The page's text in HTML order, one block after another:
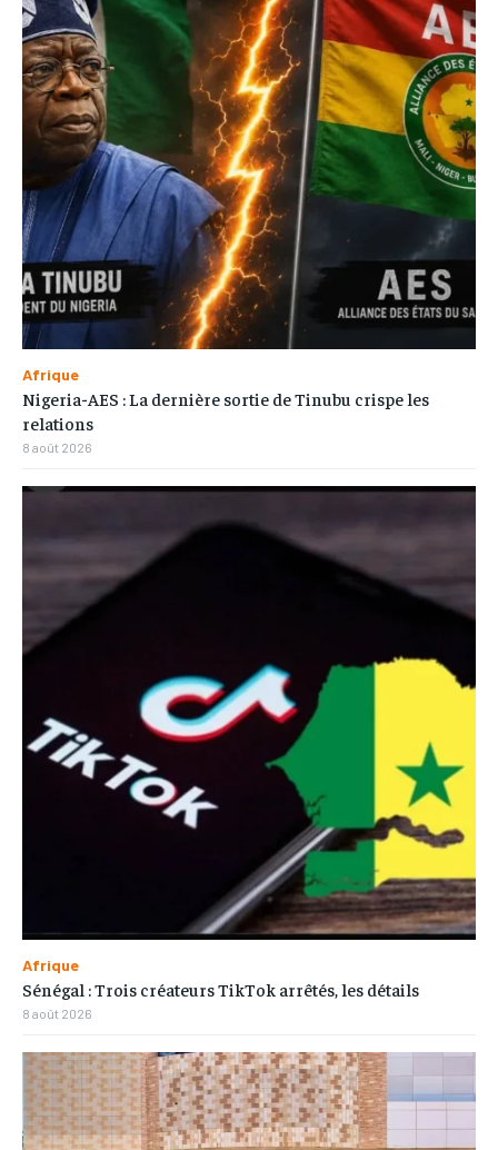
Afrique
Nigeria-AES : La dernière sortie de Tinubu crispe les
relations
8 août 2026
Afrique
Sénégal : Trois créateurs TikTok arrêtés, les détails
8 août 2026